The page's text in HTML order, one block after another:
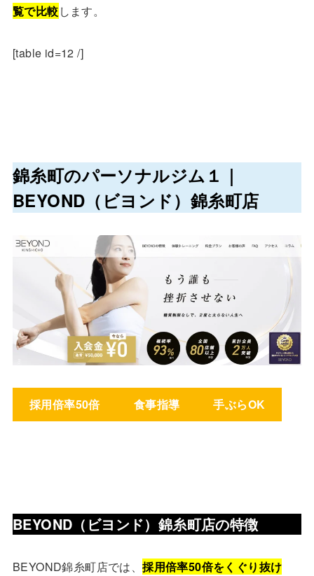
覧で比較します。
[table id=12 /]
錦糸町のパーソナルジム１｜
BEYOND（ビヨンド）錦糸町店
採用倍率50倍 食事指導 手ぶらOK
BEYOND（ビヨンド）錦糸町店の特徴
BEYOND錦糸町店では、採用倍率50倍をくぐり抜け